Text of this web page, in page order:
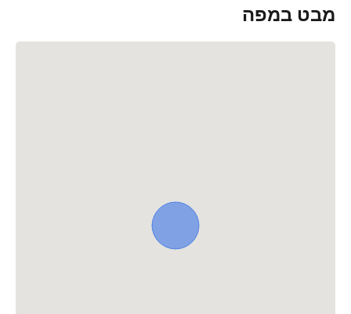
מבט במפה